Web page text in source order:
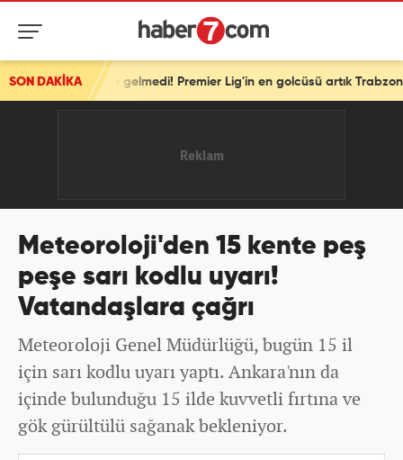
SON DAKİKA
gelmedi! Premier Lig'in en golcüsü artık Trabzonspor'da
Meteoroloji'den 15 kente peş
peşe sarı kodlu uyarı!
Vatandaşlara çağrı
Meteoroloji Genel Müdürlüğü, bugün 15 il
için sarı kodlu uyarı yaptı. Ankara'nın da
içinde bulunduğu 15 ilde kuvvetli fırtına ve
gök gürültülü sağanak bekleniyor.